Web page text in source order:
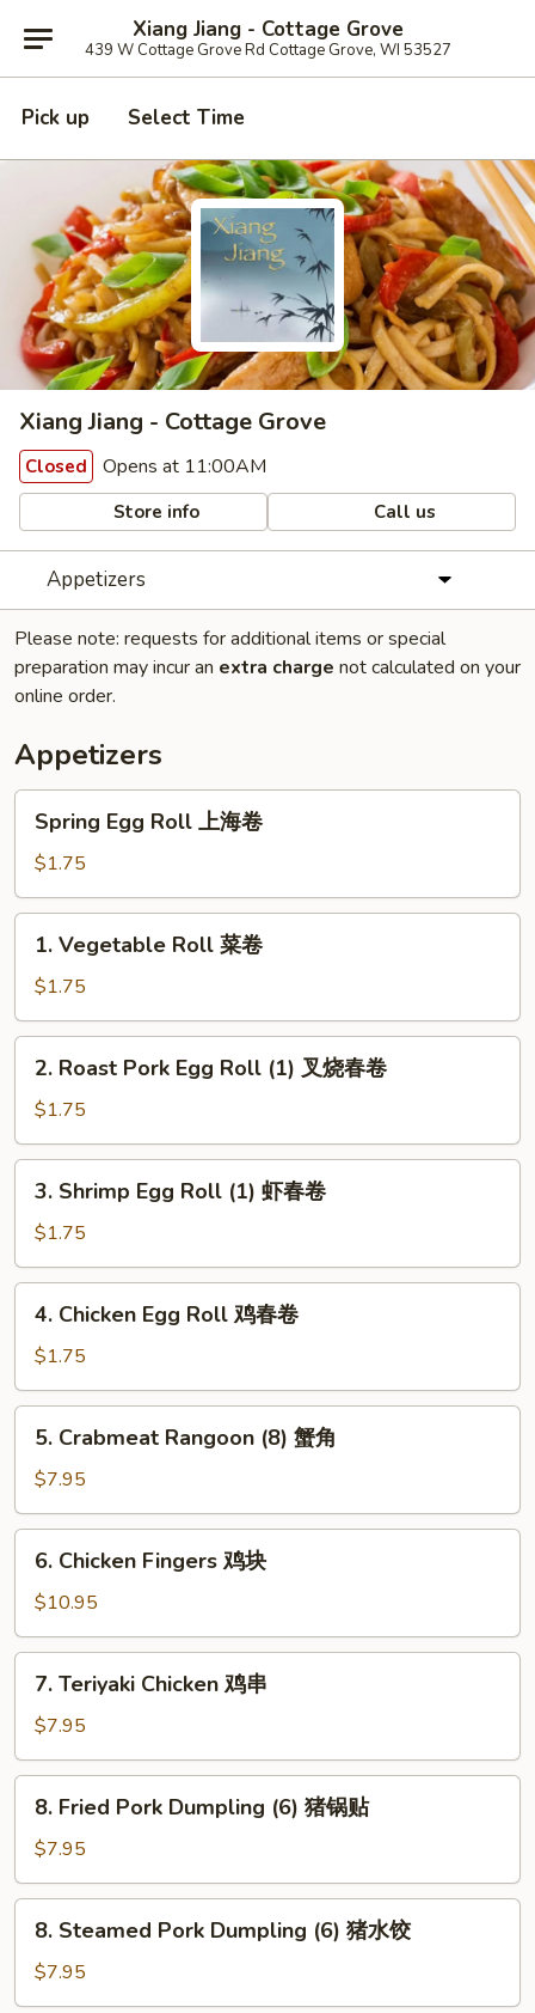
Xiang Jiang - Cottage Grove
439 W Cottage Grove Rd Cottage Grove, WI 53527
Pick up Select Time
Xiang Jiang - Cottage Grove
Closed Opens at 11:00AM
Store info Call us
Appetizers
Please note: requests for additional items or special
preparation may incur an extra charge not calculated on your
online order.
Appetizers
Egg
Roll
上
海
Spring Egg Roll 上海卷
$1.75
Vegetable
Roll
菜
卷
1. Vegetable Roll 菜卷
$1.75
Roast
Pork
Egg
Roll
(1)
春
2. Roast Pork Egg Roll (1) 叉烧春卷
$1.75
Shrimp
Egg
Roll
(1)
3. Shrimp Egg Roll (1) 虾春卷
$1.75
Chicken
Egg
Roll
鸡
4. Chicken Egg Roll 鸡春卷
$1.75
Crabmeat
Rangoon
(8)
蟹
5. Crabmeat Rangoon (8) 蟹角
$7.95
Chicken
Fingers
鸡
块
6. Chicken Fingers 鸡块
$10.95
Teriyaki
Chicken
鸡
串
7. Teriyaki Chicken 鸡串
$7.95
Fried
Pork
Dumpling
(6)
8. Fried Pork Dumpling (6) 猪锅贴
$7.95
Steamed
Pork
Dumpling
8. Steamed Pork Dumpling (6) 猪水饺
$7.95